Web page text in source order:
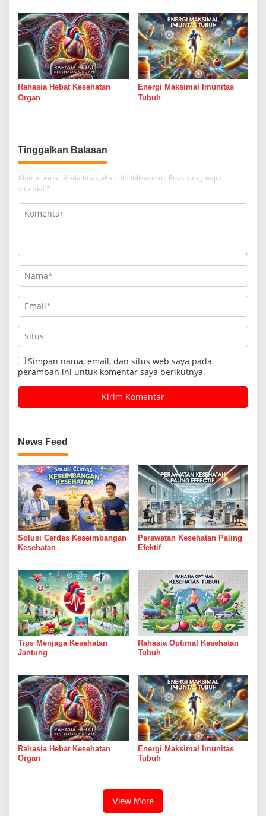
Rahasia Hebat Kesehatan
Organ
Energi Maksimal Imunitas
Tubuh
Tinggalkan Balasan
Alamat email Anda tidak akan dipublikasikan. Ruas yang wajib
ditandai *
Simpan nama, email, dan situs web saya pada
peramban ini untuk komentar saya berikutnya.
News Feed
Solusi Cerdas Keseimbangan
Kesehatan
Perawatan Kesehatan Paling
Efektif
Tips Menjaga Kesehatan
Jantung
Rahasia Optimal Kesehatan
Tubuh
Rahasia Hebat Kesehatan
Organ
Energi Maksimal Imunitas
Tubuh
View More